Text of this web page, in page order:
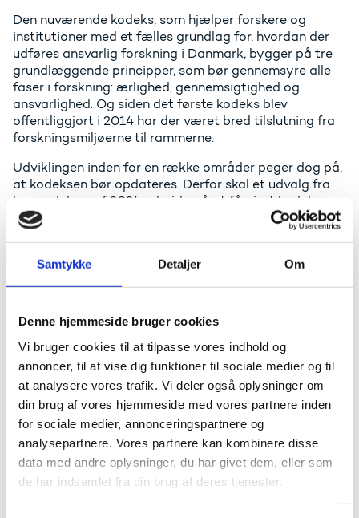
Samtykke Detaljer Om
Denne hjemmeside bruger cookies
Vi bruger cookies til at tilpasse vores indhold og
annoncer, til at vise dig funktioner til sociale medier og til
at analysere vores trafik. Vi deler også oplysninger om
din brug af vores hjemmeside med vores partnere inden
for sociale medier, annonceringspartnere og
analysepartnere. Vores partnere kan kombinere disse
data med andre oplysninger, du har givet dem, eller som
de har indsamlet fra din brug af deres tjenester.
Den nuværende kodeks, som hjælper forskere og
institutioner med et fælles grundlag for, hvordan der
udføres ansvarlig forskning i Danmark, bygger på tre
grundlæggende principper, som bør gennemsyre alle
faser i forskning: ærlighed, gennemsigtighed og
ansvarlighed. Og siden det første kodeks blev
offentliggjort i 2014 har der været bred tilslutning fra
forskningsmiljøerne til rammerne.
Udviklingen inden for en række områder peger dog på,
at kodeksen bør opdateres. Derfor skal et udvalg fra
begyndelsen af 2024 arbejde på at få gjort kodeksen
mere tidssvarende i relation til følgende fem
Science og kunstig intelligens.
offentliggjort, er der desuden vedtaget en lov om
videnskabelig uredelighed, og der er etableret et nævn
for videnskabelig uredelighed. Disse forhold skal
ligeledes afspejles i kodeksen.
Udvalget skal bestå af repræsentanter fra danske
uddannelsesinstitutioner med forskningsaktivitet,
fonde samt øvrige relevante organisationer med
forskningsinteresser. Udvalgets formandskab
varetages af Uddannelses- og Forskningsstyrelsen,
ligesom styrelsen sekretariatsbetjener udvalget.